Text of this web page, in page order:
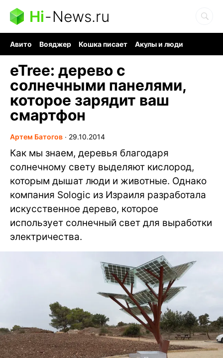
Hi-News.ru
Авито Вояджер Кошка писает
Акулы и люди
eTree: дерево с
солнечными панелями,
которое зарядит ваш
смартфон
Артем Батогов ∙ 29.10.2014
Как мы знаем, деревья благодаря
солнечному свету выделяют кислород,
которым дышат люди и животные. Однако
компания Sologic из Израиля разработала
искусственное дерево, которое
использует солнечный свет для выработки
электричества.